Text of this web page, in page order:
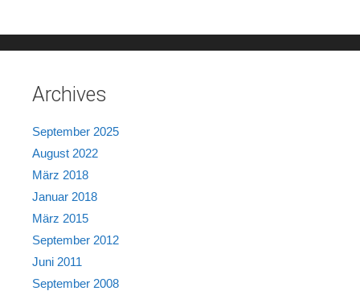
Archives
September 2025
August 2022
März 2018
Januar 2018
März 2015
September 2012
Juni 2011
September 2008